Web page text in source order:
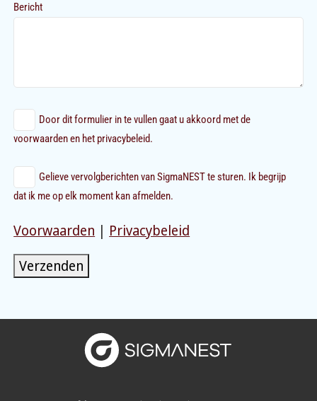
Bericht
Door dit formulier in te vullen gaat u akkoord met de
voorwaarden en het privacybeleid.
Gelieve vervolgberichten van SigmaNEST te sturen. Ik begrijp
dat ik me op elk moment kan afmelden.
Voorwaarden | Privacybeleid
Verzenden